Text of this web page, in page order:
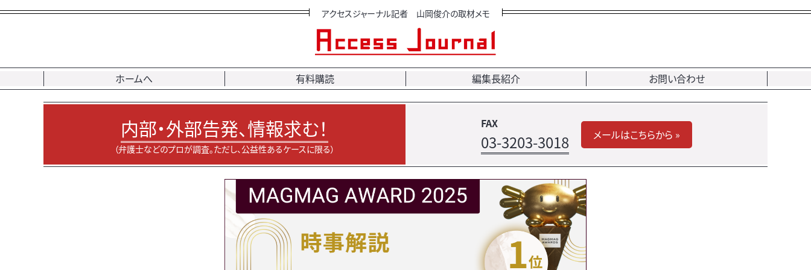
アクセスジャーナル記者 山岡俊介の取材メモ
ホームへ 有料購読 編集長紹介 お問い合わせ
内部・外部告発、情報求む！
（弁護士などのプロが調査。ただし、公益性あるケースに限る）
FAX
03-3203-3018 メールはこちらから »